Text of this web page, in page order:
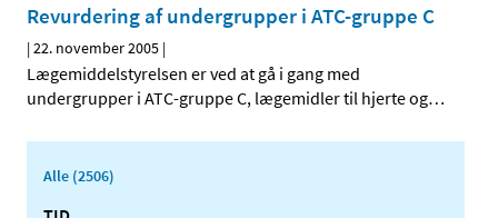
Revurdering af undergrupper i ATC-gruppe C
|22. november 2005 |
Lægemiddelstyrelsen er ved at gå i gang med
undergrupper i ATC-gruppe C, lægemidler til hjerte og…
Alle (2506)